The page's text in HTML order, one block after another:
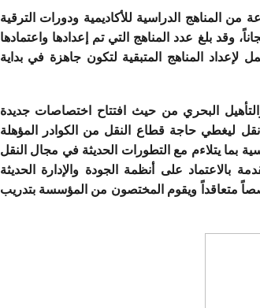
المناهج الدراسية للأكاديمية ودورات الترقية
وقد بلغ عدد المناهج التي تم إعدادها واعتمادها
لإعداد المناهج المتبقية لتكون جاهزة في بداية
البحري من حيث افتتاح اختصاصات جديدة
ليغطي حاجة قطاع النقل من الكوادر المؤهلة
بما يتلاءم مع التطورات الحديثة في مجال النقل
بالاعتماد على أنظمة الجودة والإدارة الحديثة
منوهاً بوجود /24/ مدرباً متخصصاً متعاقداً ويقوم المختصون من المؤسسة بتدريب